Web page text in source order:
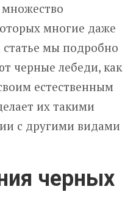
многие даже
мы подробно
черные лебеди, как
естественным
их такими
с другими видами
черных